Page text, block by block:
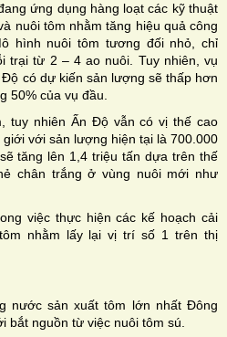
ứng dụng hàng loạt các kỹ thuật
nuôi tôm nhằm tăng hiệu quả công
hình nuôi tôm tương đối nhỏ, chỉ
trại từ 2 – 4 ao nuôi. Tuy nhiên, vụ
có dự kiến sản lượng sẽ thấp hơn
50% của vụ đầu.
tuy nhiên Ấn Độ vẫn có vị thế cao
với sản lượng hiện tại là 700.000
tăng lên 1,4 triệu tấn dựa trên thế
chân trắng ở vùng nuôi mới như
việc thực hiện các kế hoạch cải
nhằm lấy lại vị trí số 1 trên thị
nước sản xuất tôm lớn nhất Đông
bắt nguồn từ việc nuôi tôm sú.